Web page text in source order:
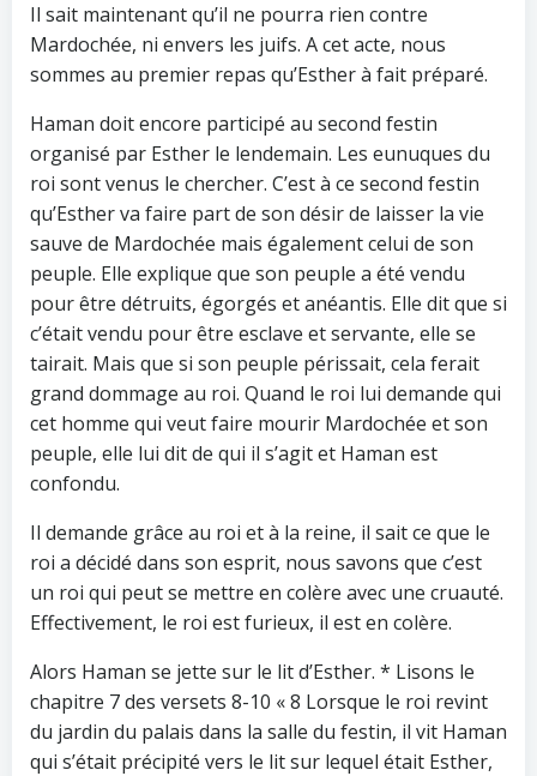
Il sait maintenant qu’il ne pourra rien contre
Mardochée, ni envers les juifs. A cet acte, nous
sommes au premier repas qu’Esther à fait préparé.
Haman doit encore participé au second festin
organisé par Esther le lendemain. Les eunuques du
roi sont venus le chercher. C’est à ce second festin
qu’Esther va faire part de son désir de laisser la vie
sauve de Mardochée mais également celui de son
peuple. Elle explique que son peuple a été vendu
pour être détruits, égorgés et anéantis. Elle dit que si
c’était vendu pour être esclave et servante, elle se
tairait. Mais que si son peuple périssait, cela ferait
grand dommage au roi. Quand le roi lui demande qui
cet homme qui veut faire mourir Mardochée et son
peuple, elle lui dit de qui il s’agit et Haman est
confondu.
Il demande grâce au roi et à la reine, il sait ce que le
roi a décidé dans son esprit, nous savons que c’est
un roi qui peut se mettre en colère avec une cruauté.
Effectivement, le roi est furieux, il est en colère.
Alors Haman se jette sur le lit d’Esther. * Lisons le
chapitre 7 des versets 8-10 « 8 Lorsque le roi revint
du jardin du palais dans la salle du festin, il vit Haman
qui s’était précipité vers le lit sur lequel était Esther,